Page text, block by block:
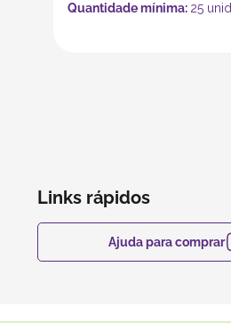
Quantidade mínima: 25unid.
Links rápidos
Ajuda para comprar